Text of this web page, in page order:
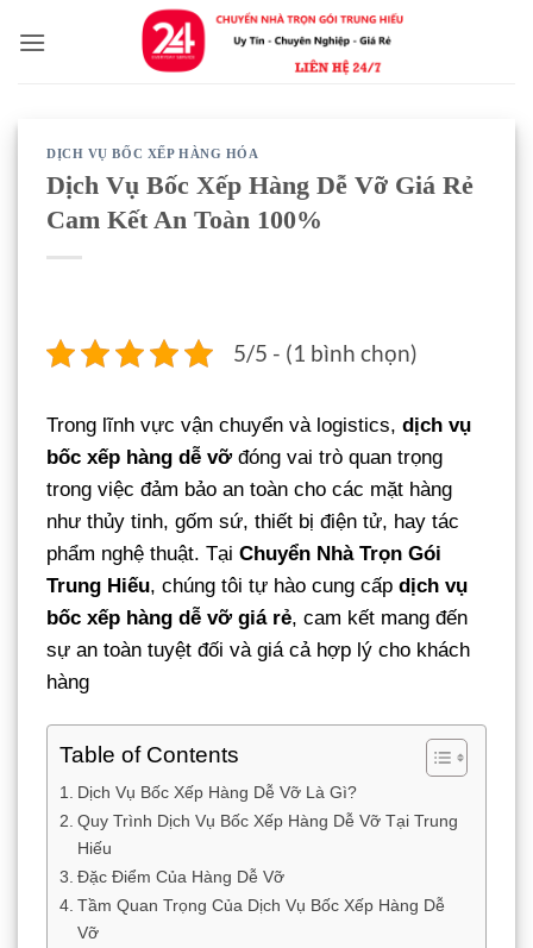
qua
DỊCH VỤ BỐC XẾP HÀNG HÓA
Dịch Vụ Bốc Xếp Hàng Dễ Vỡ Giá Rẻ
Cam Kết An Toàn 100%
5/5 - (1 bình chọn)
Trong lĩnh vực vận chuyển và logistics, dịch vụ
bốc xếp hàng dễ vỡđóng vai trò quan trọng
trong việc đảm bảo an toàn cho các mặt hàng
như thủy tinh, gốm sứ, thiết bị điện tử, hay tác
phẩm nghệ thuật. Tại Chuyển Nhà Trọn Gói
Trung Hiếu, chúng tôi tự hào cung cấp dịch vụ
bốc xếp hàng dễ vỡ giá rẻ, cam kết mang đến
sự an toàn tuyệt đối và giá cả hợp lý cho khách
hàng
Table of Contents
Dịch Vụ Bốc Xếp Hàng Dễ Vỡ Là Gì?
Quy Trình Dịch Vụ Bốc Xếp Hàng Dễ Vỡ Tại Trung
Hiếu
Đặc Điểm Của Hàng Dễ Vỡ
Tầm Quan Trọng Của Dịch Vụ Bốc Xếp Hàng Dễ
Vỡ